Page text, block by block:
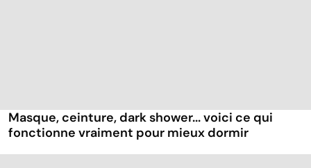
Masque, ceinture, dark shower... voici ce qui
fonctionne vraiment pour mieux dormir